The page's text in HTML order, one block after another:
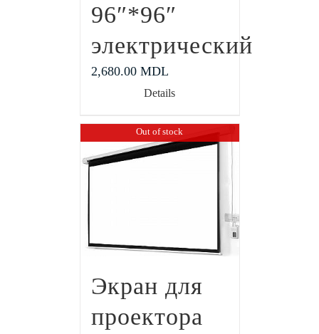
96″*96″
электрический
2,680.00 MDL
Details
Out of stock
Экран для
проектора